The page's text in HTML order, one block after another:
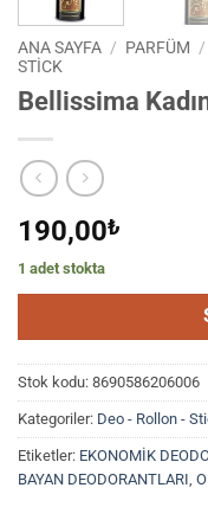
ANA SAYFA / PARFÜM /
STICK
Bellissima
190,00₺
1 adet stokta
Stok kodu: 8690586206006
Kategoriler: Deo - Rollon -
Etiketler: EKONOMİK
BAYAN DEODORANTLARI,